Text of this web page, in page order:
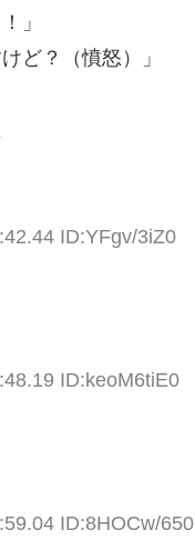
」
ど？（憤怒）」
ID:YFgv/3iZ0
ID:keoM6tiE0
ID:8HOCw/650